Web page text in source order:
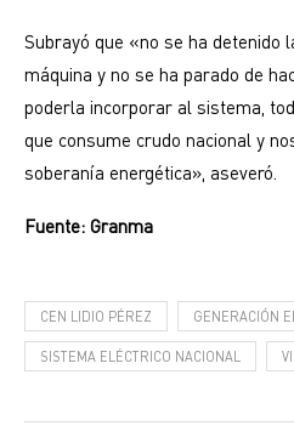
Subrayó que «no se ha detenido
máquina y no se ha parado de
poderla incorporar al sistema,
que consume crudo nacional y
soberanía energética», aseveró.
Fuente: Granma
CEN LIDIO PÉREZ GENERACIÓN
SISTEMA ELÉCTRICO NACIONAL